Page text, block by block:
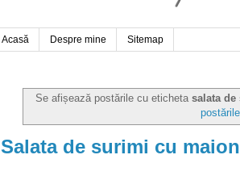
Acasă Despre mine Sitemap
Se afișează postările cu etichetasalata
postările
Salata de surimi cu